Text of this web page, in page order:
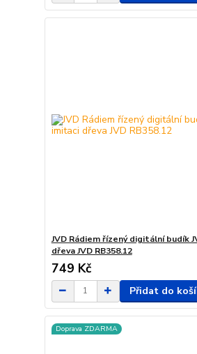
JVD Rádiem řízený digitální budík
dřeva JVD RB358.12
749 Kč
Přidat do
Doprava ZDARMA